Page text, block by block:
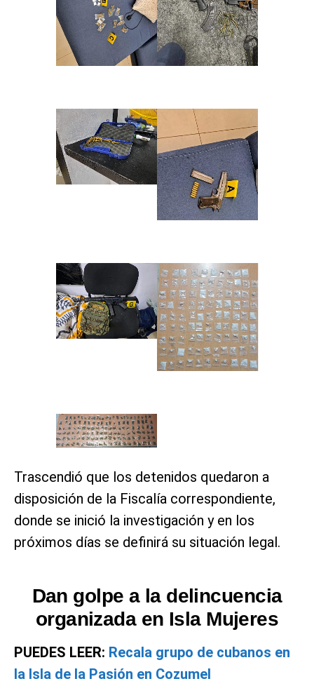
Trascendió que los detenidos quedaron a
disposición de la Fiscalía correspondiente,
donde se inició la investigación y en los
próximos días se definirá su situación legal.
Dan golpe a la delincuencia
organizada en Isla Mujeres
PUEDES LEER: Recala grupo de cubanos en
la Isla de la Pasión en Cozumel